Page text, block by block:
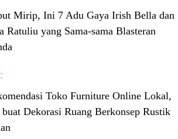
Mirip, Ini 7 Adu Gaya Irish Bella dan
Ratuliu yang Sama-sama Blasteran
Toko Furniture Online Lokal,
Dekorasi Ruang Berkonsep Rustik